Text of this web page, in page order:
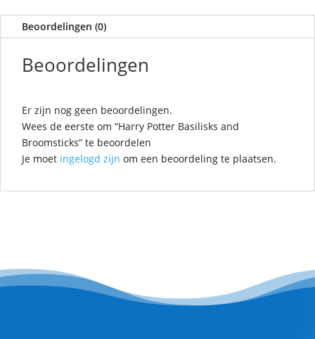
Beoordelingen (0)
Beoordelingen
Er zijn nog geen beoordelingen.
Wees de eerste om “Harry Potter Basilisks and
Broomsticks” te beoordelen
Je moet ingelogd zijn om een beoordeling te plaatsen.